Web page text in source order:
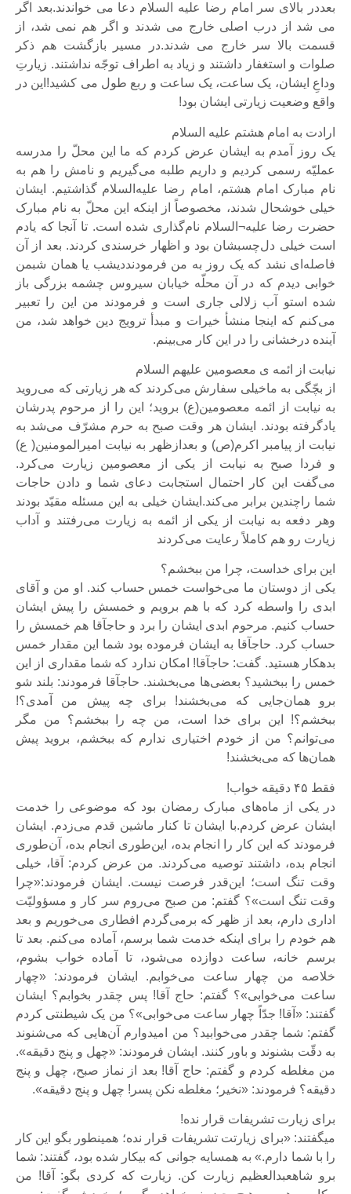
بعددر بالای سر امام رضا علیه السلام دعا می خواندند.بعد اگر
می شد از درب اصلی خارج می شدند و اگر هم نمی شد، از
قسمت بالا سر خارج می شدند.در مسیر بازگشت هم ذکر
صلوات و استغفار داشتند و زیاد به اطراف توجّه نداشتند. زیارتِ
وداعِ ایشان، یک ساعت، یک ساعت و ربع طول می کشید!این در
واقع وضعیت زیارتی ایشان بود!
ارادت به امام هشتم علیه السلام
یک روز آمدم به ایشان عرض کردم که ما این محلّ را مدرسه
عملیّه رسمی کردیم و داریم طلبه می‌گیریم و نامش را هم به
نام مبارک امام هشتم،‌ امام رضا علیه‌السلام گذاشتیم. ایشان
خیلی خوشحال شدند، مخصوصاً از اینکه این محلّ به نام مبارک
حضرت رضا علیه¬السلام نام‌گذاری شده است. تا آنجا که یادم
است خیلی دل‌چسبشان بود و اظهار خرسندی کردند. بعد از آن
فاصله‌ای نشد که یک روز به من فرمودنددیشب یا همان شبمن
خوابی دیدم که در آن محلّه خیابان سیروس چشمه بزرگی باز
شده استو آب زلالی جاری است و فرمودند من این را تعبیر
می‌کنم که اینجا منشأ خیرات و مبدأ ترویج دین خواهد شد، من
آینده درخشانی را در این کار می‌بینم.
نیابت از ائمه ی معصومین علیهم السلام
از بچّگی به ماخیلی سفارش می‌کردند که هر زیارتی که می‌روید
به نیابت از ائمه معصومین(ع) بروید؛ این را از مرحوم پدرشان
یادگرفته بودند. ایشان هر وقت صبح به حرم مشرّف می‌شد به
نیابت از پیامبر اکرم(ص) و بعدازظهر به نیابت امیرالمومنین( ع)
و فردا صبح به نیابت از یکی از معصومین زیارت می‌کرد.
می‌گفت این کار احتمال استجابت دعای شما و دادن حاجات
شما راچندین برابر می‌کند.ایشان خیلی به این مسئله مقیّد بودند
وهر دفعه به نیابت از یکی از ائمه به زیارت می‌رفتند و آداب
زیارت رو هم کاملاً رعایت می‌کردند
این برای خداست، چرا من ببخشم؟
یکی از دوستان ما می‌خواست خمس حساب کند. او من و آقای
ابدی را واسطه کرد که با هم برویم و خمسش را پیش ایشان
حساب کنیم. مرحوم ابدی ایشان را برد و حاج‏آقا هم خمسش را
حساب کرد. حاج‏آقا به ایشان فرموده بود شما این‏ مقدار خمس
بدهکار هستید. گفت: حاج‏آقا! امکان ندارد که شما مقداری‌ از این
خمس را ببخشید؟ بعضی‌ها می‌بخشند. حاج‏آقا فرمودند: بلند شو
برو همان‌جایی که می‌بخشند! برای چه پیش من آمدی؟!
ببخشم؟! این برای خدا است، من چه را ببخشم؟‌ من مگر
می‌توانم؟ من از خودم اختیاری ندارم که ببخشم، بروید پیش
همان‌ها که می‌بخشند!
فقط ۴۵ دقیقه خواب!
در یکی از ماه‌های مبارک رمضان بود که موضوعی را خدمت
ایشان عرض کردم.با ایشان تا کنار ماشین قدم می‌زدم. ایشان
فرمودند که این کار را انجام بده، این‌طوری انجام بده، آن‌طوری
انجام بده، داشتند توصیه می‌کردند. من عرض کردم: آقا، خیلی
وقت تنگ است؛ این‌قدر فرصت نیست. ایشان فرمودند:«چرا
وقت تنگ است»؟ گفتم: من صبح می‌روم سر کار و مسؤولیّت
اداری‌ دارم، بعد از ظهر که برمی‌گردم افطاری می‌خوریم و بعد
هم خودم را برای اینکه خدمت شما برسم، آماده می‌کنم. بعد تا
برسم خانه، ساعت دوازده می‌شود، تا آماده خواب بشوم،
خلاصه من چهار ساعت می‌خوابم. ایشان فرمودند: «چهار
ساعت می‌خوابی»؟ گفتم: حاج آقا! پس چقدر بخوابم؟ ایشان
گفتند: «آقا! جدّاً چهار ساعت می‌خوابی»؟ من یک شیطنتی کردم
گفتم: شما چقدر می‌خوابید؟ من امیدوارم آن‌هایی که می‌شنوند
به دقّت بشنوند و باور کنند. ایشان فرمودند: «چهل و پنج دقیقه».
من مغلطه کردم و گفتم: حاج آقا! بعد از نماز صبح، چهل و پنج
دقیقه؟ فرمودند: «نخیر؛ مغلطه نکن پسر! چهل و پنج دقیقه».
برای زیارت تشریفات قرار نده!
می‎گفتند: «برای زیارتت تشریفات قرار نده؛ همین‎طور بگو این کار
را با شما دارم.» به همسایه جوانی که بیکار شده بود، ‎گفتند: شما
برو شاه‎عبدالعظیم زیارت کن. زیارت که کردی بگو: آقا! من